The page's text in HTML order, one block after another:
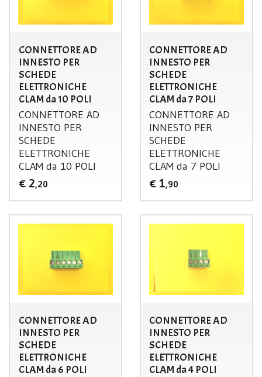
CONNETTORE AD
INNESTO PER
SCHEDE
ELETTRONICHE
CLAM da 10 POLI
CONNETTORE AD
INNESTO PER
SCHEDE
ELETTRONICHE
CLAM da 10 POLI
€ 2,20
CONNETTORE AD
INNESTO PER
SCHEDE
ELETTRONICHE
CLAM da 7 POLI
CONNETTORE AD
INNESTO PER
SCHEDE
ELETTRONICHE
CLAM da 7 POLI
€ 1,90
CONNETTORE AD
INNESTO PER
SCHEDE
ELETTRONICHE
CLAM da 6 POLI
CONNETTORE AD
INNESTO PER
SCHEDE
ELETTRONICHE
CLAM da 4 POLI